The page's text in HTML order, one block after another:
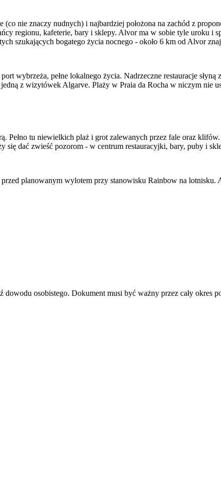
nie znaczy nudnych) i najbardziej położona na zachód z
regionu, kafeterie, bary i sklepy. Alvor ma w sobie tyle uroku i
szukających bogatego życia nocnego - około 6 km od Alvor
wybrzeża, pełne lokalnego życia. Nadrzeczne restauracje
z wizytówek Algarve. Plaży w Praia da Rocha w niczym nie
Pełno tu niewielkich plaż i grot zalewanych przez fale oraz
dać zwieść pozorom - w centrum restauracyjki, bary, puby i
planowanym wylotem przy stanowisku Rainbow na lotnisku.
osobistego. Dokument musi być ważny przez cały okres